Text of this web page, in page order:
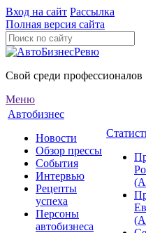
Вход на сайт Рассылка
Полная версия сайта
Свой среди профессионалов
Меню
Автобизнес
Новости
Обзор прессы
События
Интервью
Рецепты
успеха
Персоны
автобизнеса